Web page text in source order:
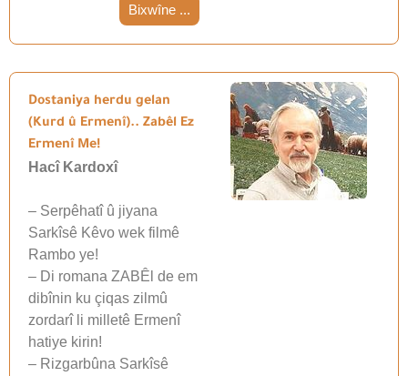
Bixwîne ...
Dostaniya herdu gelan
(Kurd û Ermenî).. Zabêl Ez
Ermenî Me!
Hacî Kardoxî
– Serpêhatî û jiyana
Sarkîsê Kêvo wek filmê
Rambo ye!
– Di romana ZABÊl de em
dibînin ku çiqas zilmû
zordarî li milletê Ermenî
hatiye kirin!
– Rizgarbûna Sarkîsê